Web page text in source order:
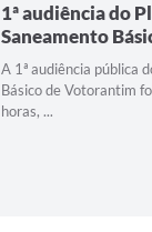
1ª audiência do
Saneamento
A 1ª audiência pública
Básico de Votorantim
horas, ...